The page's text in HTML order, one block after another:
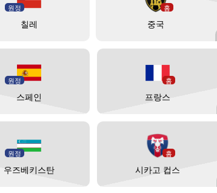
원정
칠레
홈
중국
원정
스페인
홈
프랑스
원정
우즈베키스탄
홈
시카고 컵스